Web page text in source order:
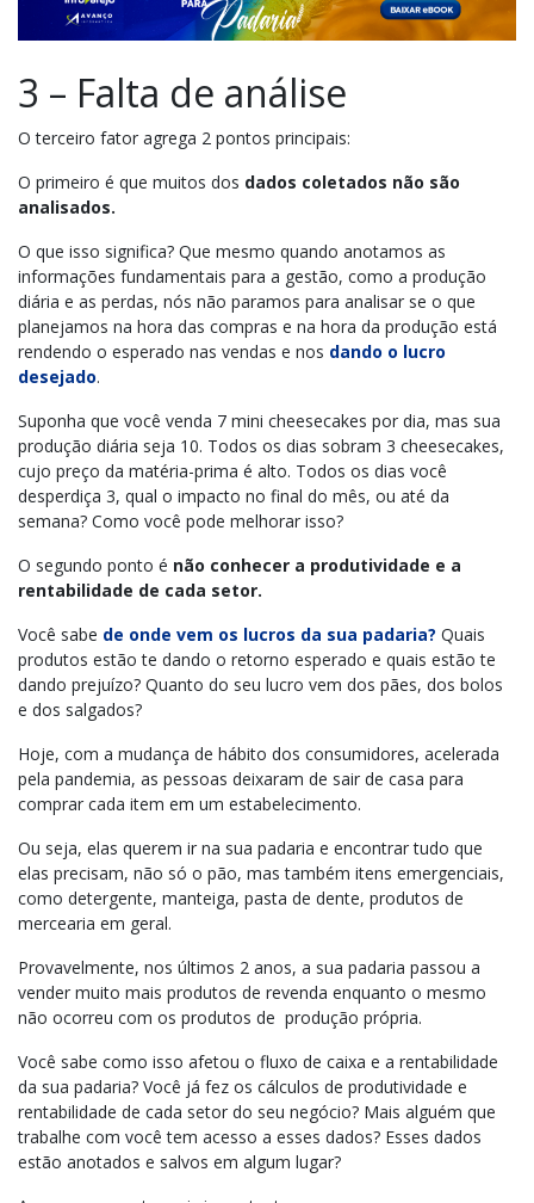
3 – Falta de análise
O terceiro fator agrega 2 pontos principais:
O primeiro é que muitos dos dados coletados não são
analisados.
O que isso significa? Que mesmo quando anotamos as
informações fundamentais para a gestão, como a produção
diária e as perdas, nós não paramos para analisar se o que
planejamos na hora das compras e na hora da produção está
rendendo o esperado nas vendas e nos dando o lucro
desejado.
Suponha que você venda 7 mini cheesecakes por dia, mas sua
produção diária seja 10. Todos os dias sobram 3 cheesecakes,
cujo preço da matéria-prima é alto. Todos os dias você
desperdiça 3, qual o impacto no final do mês, ou até da
semana? Como você pode melhorar isso?
O segundo ponto é não conhecer a produtividade e a
rentabilidade de cada setor.
Você sabe de onde vem os lucros da sua padaria? Quais
produtos estão te dando o retorno esperado e quais estão te
dando prejuízo? Quanto do seu lucro vem dos pães, dos bolos
e dos salgados?
Hoje, com a mudança de hábito dos consumidores, acelerada
pela pandemia, as pessoas deixaram de sair de casa para
comprar cada item em um estabelecimento.
Ou seja, elas querem ir na sua padaria e encontrar tudo que
elas precisam, não só o pão, mas também itens emergenciais,
como detergente, manteiga, pasta de dente, produtos de
mercearia em geral.
Provavelmente, nos últimos 2 anos, a sua padaria passou a
vender muito mais produtos de revenda enquanto o mesmo
não ocorreu com os produtos de produção própria.
Você sabe como isso afetou o fluxo de caixa e a rentabilidade
da sua padaria? Você já fez os cálculos de produtividade e
rentabilidade de cada setor do seu negócio? Mais alguém que
trabalhe com você tem acesso a esses dados? Esses dados
estão anotados e salvos em algum lugar?